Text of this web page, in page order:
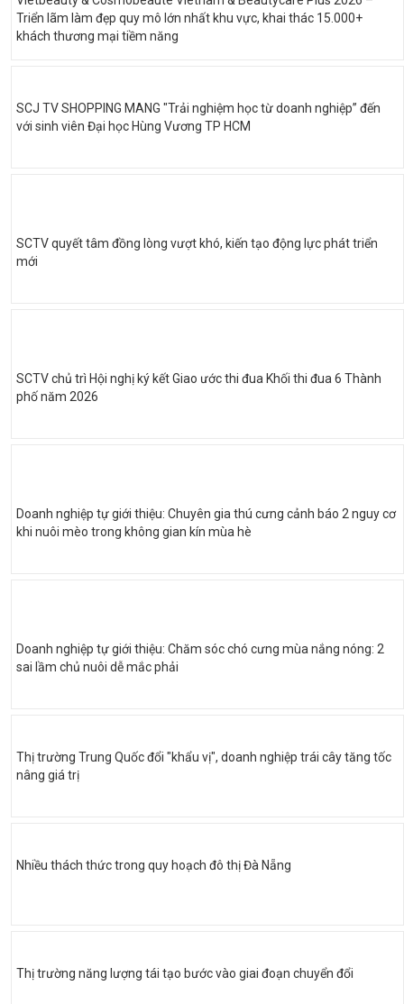
Triển lãm làm đẹp quy mô lớn nhất khu vực, khai thác 15.000+
khách thương mại tiềm năng
SCJ TV SHOPPING MANG "Trải nghiệm học từ doanh nghiệp” đến
với sinh viên Đại học Hùng Vương TP HCM
SCTV quyết tâm đồng lòng vượt khó, kiến tạo động lực phát triển
mới
SCTV chủ trì Hội nghị ký kết Giao ước thi đua Khối thi đua 6 Thành
phố năm 2026
Doanh nghiệp tự giới thiệu: Chuyên gia thú cưng cảnh báo 2 nguy cơ
khi nuôi mèo trong không gian kín mùa hè
Doanh nghiệp tự giới thiệu: Chăm sóc chó cưng mùa nắng nóng: 2
sai lầm chủ nuôi dễ mắc phải
Thị trường Trung Quốc đổi "khẩu vị", doanh nghiệp trái cây tăng tốc
nâng giá trị
Nhiều thách thức trong quy hoạch đô thị Đà Nẵng
Thị trường năng lượng tái tạo bước vào giai đoạn chuyển đổi